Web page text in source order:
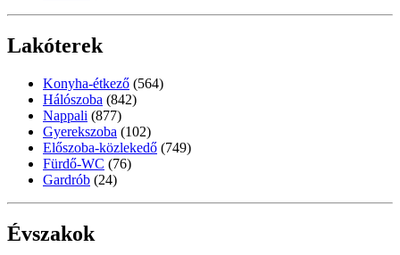
Lakóterek
Konyha-étkező (564)
Hálószoba (842)
Nappali (877)
Gyerekszoba (102)
Előszoba-közlekedő (749)
Fürdő-WC (76)
Gardrób (24)
Évszakok